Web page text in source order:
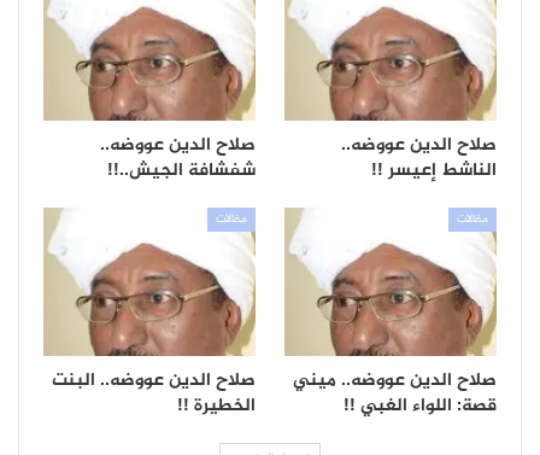
صلاح الدين عووضه..
الناشط إعيسر !!
صلاح الدين عووضه..
شفشافة الجيش..!!
مقالات
صلاح الدين عووضه.. ميني
قصة: اللواء الغبي !!
مقالات
صلاح الدين عووضه.. البنت
الخطيرة !!